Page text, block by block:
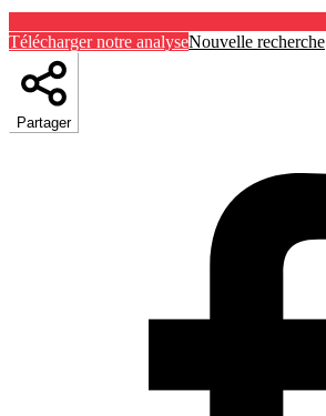
Télécharger notre analyseNouvelle recherche
Partager